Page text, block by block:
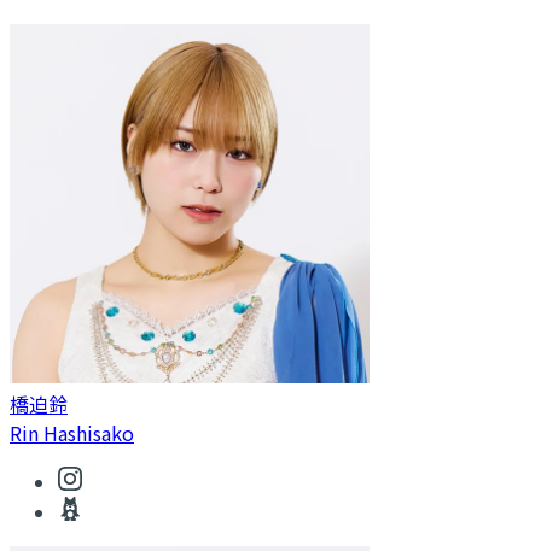
橋迫鈴
Rin Hashisako